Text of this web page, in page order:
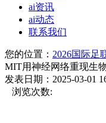
ai资讯
ai动态
联系我们
您的位置： 2026国际足
MIT用神经网络重现生
发表日期：2025-03-01
浏览次数: